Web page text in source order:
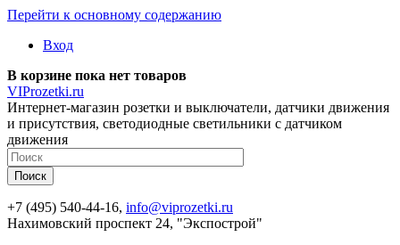
Перейти к основному содержанию
Вход
В корзине пока нет товаров
VIProzetki.ru
Интернет-магазин розетки и выключатели, датчики движения
и присутствия, светодиодные светильники с датчиком
движения
+7 (495) 540-44-16, info@viprozetki.ru
Нахимовский проспект 24, "Экспострой"